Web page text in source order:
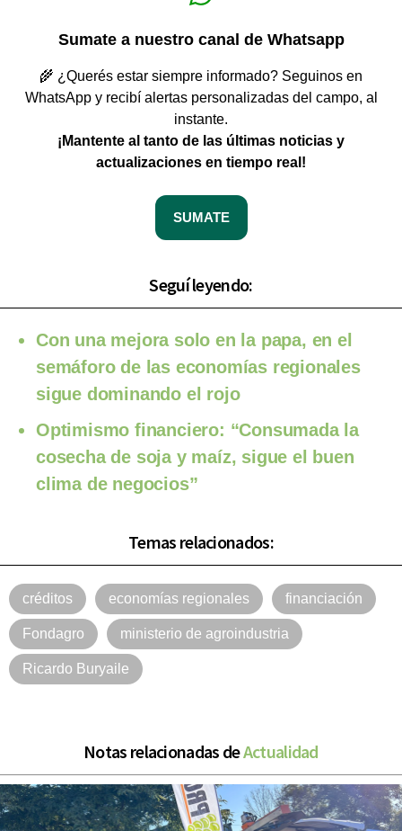
Sumate a nuestro canal de Whatsapp
🌾 ¿Querés estar siempre informado? Seguinos en
WhatsApp y recibí alertas personalizadas del campo, al
instante.
¡Mantente al tanto de las últimas noticias y
actualizaciones en tiempo real!
SUMATE
Seguí leyendo:
Con una mejora solo en la papa, en el
semáforo de las economías regionales
sigue dominando el rojo
Optimismo financiero: “Consumada la
cosecha de soja y maíz, sigue el buen
clima de negocios”
Temas relacionados:
créditos economías regionales financiación
Fondagro ministerio de agroindustria
Ricardo Buryaile
Notas relacionadas deActualidad